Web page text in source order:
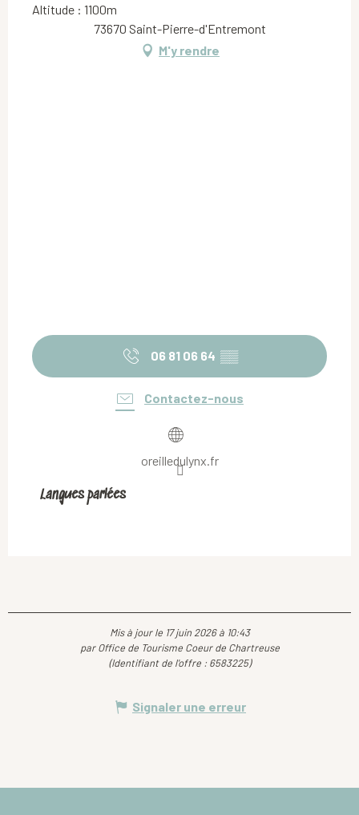
Altitude : 1100m
73670 Saint-Pierre-d'Entremont
M'y rendre
06 81 06 64 ▒▒
Contactez-nous
oreilledulynx.fr
Langues parlées
Langues parlées
Mis à jour le 17 juin 2026 à 10:43
par Office de Tourisme Coeur de Chartreuse
(Identifiant de l'offre : 6583225)
Signaler une erreur